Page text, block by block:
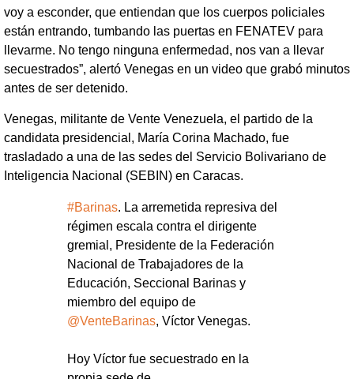
voy a esconder, que entiendan que los cuerpos policiales
están entrando, tumbando las puertas en FENATEV para
llevarme. No tengo ninguna enfermedad, nos van a llevar
secuestrados”, alertó Venegas en un video que grabó minutos
antes de ser detenido.
Venegas, militante de Vente Venezuela, el partido de la
candidata presidencial, María Corina Machado, fue
trasladado a una de las sedes del Servicio Bolivariano de
Inteligencia Nacional (SEBIN) en Caracas.
#Barinas. La arremetida represiva del
régimen escala contra el dirigente
gremial, Presidente de la Federación
Nacional de Trabajadores de la
Educación, Seccional Barinas y
miembro del equipo de
@VenteBarinas, Víctor Venegas.
Hoy Víctor fue secuestrado en la